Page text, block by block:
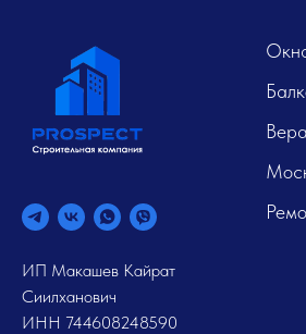
ИП Макашев Кайрат
Сиилханович
ИНН 744608248590